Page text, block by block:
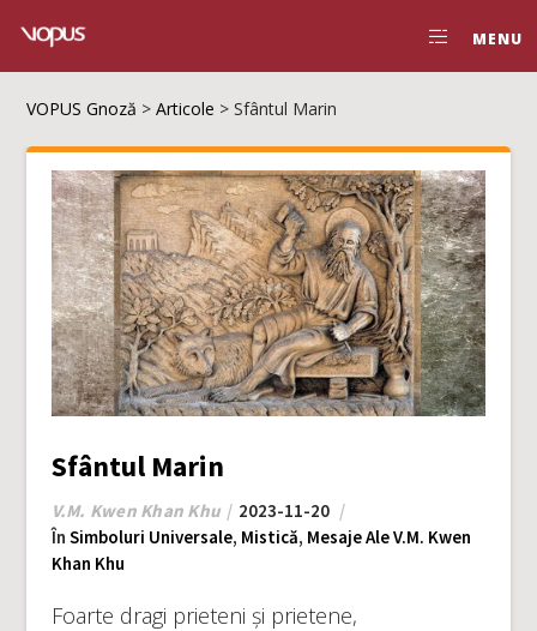
MENU
VOPUS Gnoză >Articole >Sfântul Marin
Sfântul Marin
V.M. Kwen Khan Khu
2023-11-20
În Simboluri Universale, Mistică, Mesaje Ale V.M. Kwen
Khan Khu
Foarte dragi prieteni și prietene,